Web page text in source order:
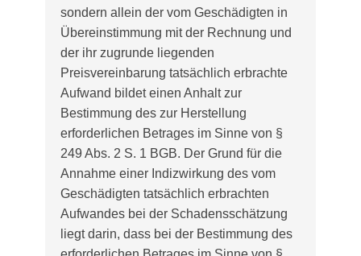
sondern allein der vom Geschädigten in
Übereinstimmung mit der Rechnung und
der ihr zugrunde liegenden
Preisvereinbarung tatsächlich erbrachte
Aufwand bildet einen Anhalt zur
Bestimmung des zur Herstellung
erforderlichen Betrages im Sinne von §
249 Abs. 2 S. 1 BGB. Der Grund für die
Annahme einer Indizwirkung des vom
Geschädigten tatsächlich erbrachten
Aufwandes bei der Schadensschätzung
liegt darin, dass bei der Bestimmung des